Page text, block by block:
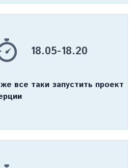
18.05-18.20
все таки запустить проект